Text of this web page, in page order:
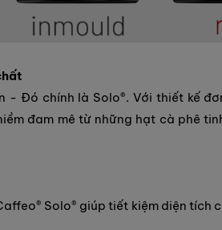
- Đó chính là Solo®. Với thiết kế
đam mê từ những hạt cà phê
Solo® giúp tiết kiệm diện tích